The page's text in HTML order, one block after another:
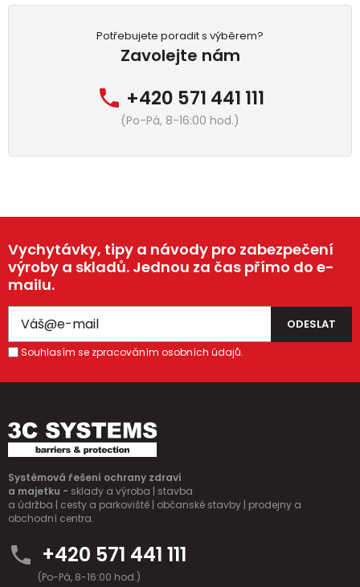
Potřebujete poradit s výběrem?
Zavolejte nám
+420 571 441 111
(Po-Pá, 8-16:00 hod.)
Vychytávky, tipy a návody pro zabezpečení
výroby a skladů. Jednou za čas přímo do e-
mailu.
Souhlasím se zpracováním osobních údajů.
Systémová řešení ochrany zdraví
a majetku - sklady a výroba | stavba
a údržba | cesty a parkoviště | občanské stavby | prodejny a
obchodní centra.
+420 571 441 111
(Po-Pá, 8-16:00 hod.)